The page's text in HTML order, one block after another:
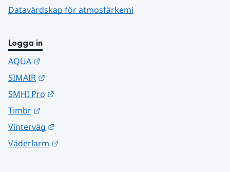
Datavärdskap för atmosfärkemi
Logga in
AQUA
SIMAIR
SMHI Pro
Timbr
Vinterväg
Väderlarm